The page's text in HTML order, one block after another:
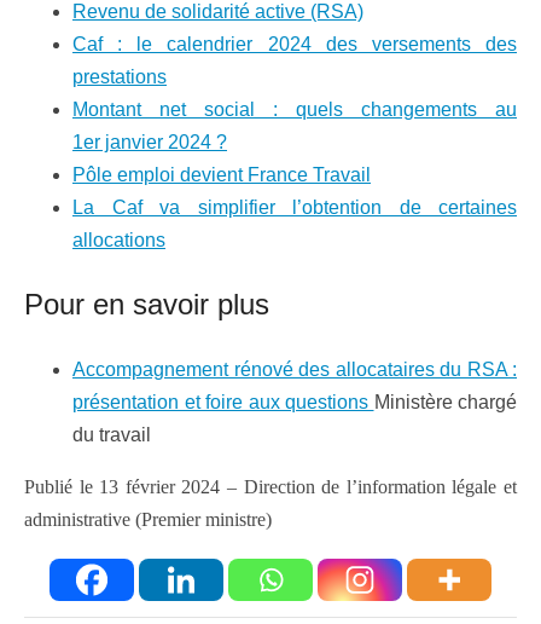
Revenu de solidarité active (RSA)
Caf : le calendrier 2024 des versements des
prestations
Montant net social : quels changements au
1er janvier 2024 ?
Pôle emploi devient France Travail
La Caf va simplifier l’obtention de certaines
allocations
Pour en savoir plus
Accompagnement rénové des allocataires du RSA :
présentation et foire aux questions Ministère chargé
du travail
Publié le 13 février 2024 – Direction de l’information légale et
administrative (Premier ministre)